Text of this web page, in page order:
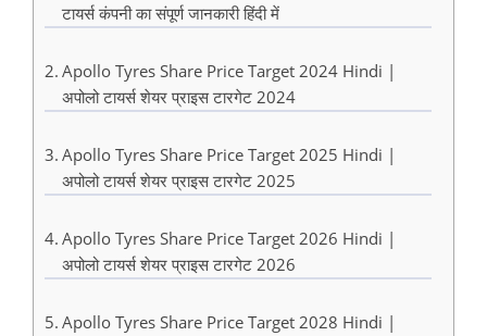
टायर्स कंपनी का संपूर्ण जानकारी हिंदी में
Apollo Tyres Share Price Target 2024 Hindi |
अपोलो टायर्स शेयर प्राइस टारगेट 2024
Apollo Tyres Share Price Target 2025 Hindi |
अपोलो टायर्स शेयर प्राइस टारगेट 2025
Apollo Tyres Share Price Target 2026 Hindi |
अपोलो टायर्स शेयर प्राइस टारगेट 2026
Apollo Tyres Share Price Target 2028 Hindi |